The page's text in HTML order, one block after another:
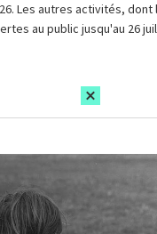
Les autres activités,
au public jusqu'au 26